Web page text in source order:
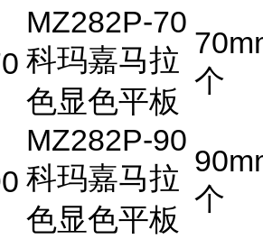
MZ282P-70
科玛嘉马拉
色显色平板
个
MZ282P-90
科玛嘉马拉
色显色平板
个